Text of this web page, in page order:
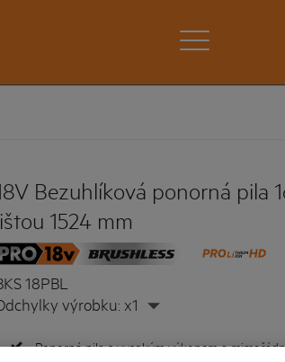
Bezuhlíková ponorná pila
1524 mm
18PBL
výrobku: x1
Ponorná pila s vysokým výkonem a